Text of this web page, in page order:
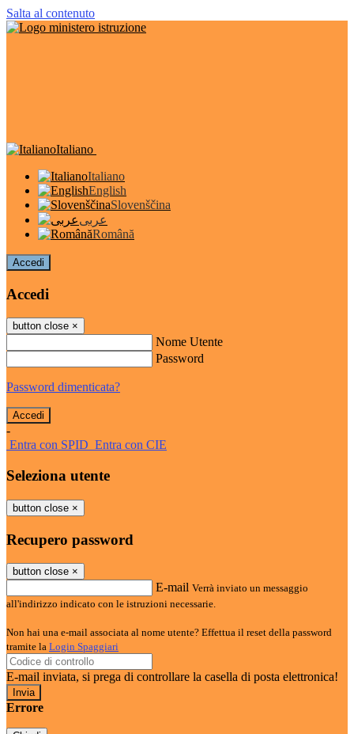
Salta al contenuto
Italiano
Italiano
English
Slovenščina
عربى
Română
Accedi
Accedi
button close ×
Nome Utente
Password
Password dimenticata?
-
Entra con SPID Entra con CIE
Seleziona utente
button close ×
Recupero password
button close ×
E-mail Verrà inviato un messaggio
all'indirizzo indicato con le istruzioni necessarie.
Non hai una e-mail associata al nome utente? Effettua il reset della password
tramite la Login Spaggiari
E-mail inviata, si prega di controllare la casella di posta elettronica!
Errore